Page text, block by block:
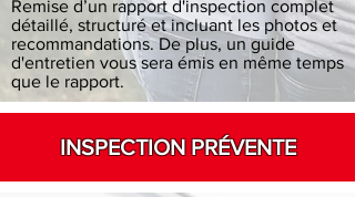
Remise d’un rapport d'inspection complet
détaillé, structuré et incluant les photos et
recommandations. De plus, un guide
d'entretien vous sera émis en même temps
que le rapport.
INSPECTION PRÉVENTE